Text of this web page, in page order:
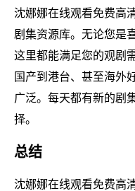
沈娜娜在线观看免费高
剧集资源库。无论您是
这里都能满足您的观剧
国产到港台、甚至海外
广泛。每天都有新的剧
择。
总结
沈娜娜在线观看免费高